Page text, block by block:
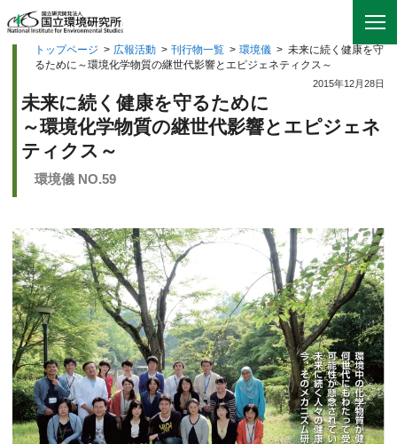
トップページ > 広報活動 > 刊行物一覧 > 環境儀 > 未来に続く健康を守
るために～環境化学物質の継世代影響とエピジェネティクス～
2015年12月28日
未来に続く健康を守るために
～環境化学物質の継世代影響とエピジェネ
ティクス～
環境儀 NO.59